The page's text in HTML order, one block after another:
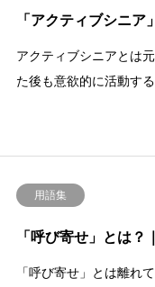
「アクティブシニ
アクティブシニアとは
た後も意欲的に活動す
用語集
「呼び寄せ」とは
「呼び寄せ」とは離れ